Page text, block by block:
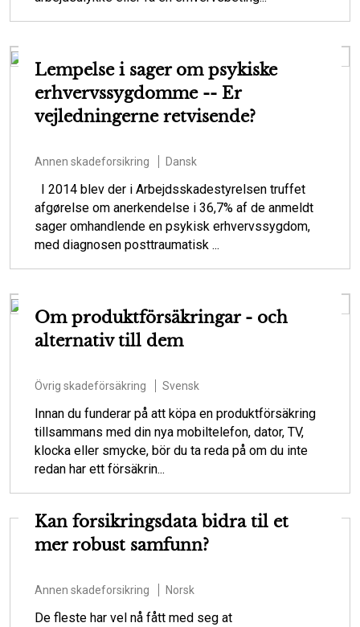
Lempelse i sager om psykiske
erhvervssygdomme -- Er
vejledningerne retvisende?
Annen skadeforsikring Dansk
I 2014 blev der i Arbejdsskadestyrelsen truffet
afgørelse om anerkendelse i 36,7% af de anmeldt
sager omhandlende en psykisk erhvervssygdom,
med diagnosen posttraumatisk ...
Om produktförsäkringar - och
alternativ till dem
Övrig skadeförsäkring Svensk
Innan du funderar på att köpa en produktförsäkring
tillsammans med din nya mobiltelefon, dator, TV,
klocka eller smycke, bör du ta reda på om du inte
redan har ett försäkrin...
Kan forsikringsdata bidra til et
mer robust samfunn?
Annen skadeforsikring Norsk
De fleste har vel nå fått med seg at